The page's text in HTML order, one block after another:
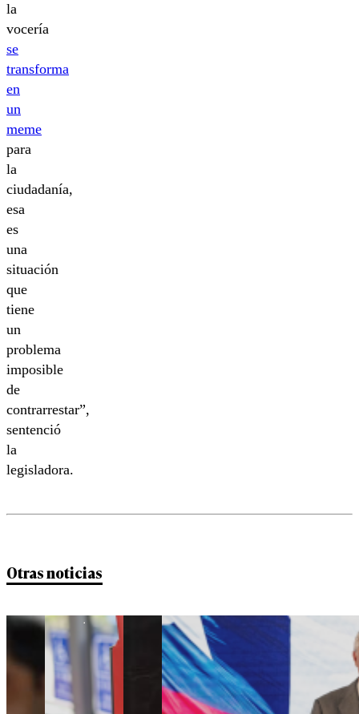
la
vocería
se
transforma
en
un
meme
para
la
ciudadanía,
esa
es
una
situación
que
tiene
un
problema
imposible
de
contrarrestar”,
sentenció
la
legisladora.
Otras noticias